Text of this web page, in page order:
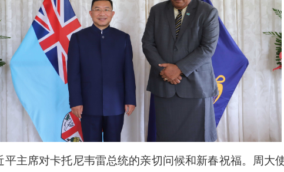
平主席对卡托尼韦雷总统的亲切问候和新春祝福。周大